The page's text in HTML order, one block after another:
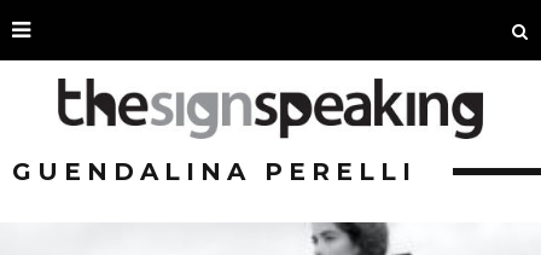
GUENDALINA PERELLI